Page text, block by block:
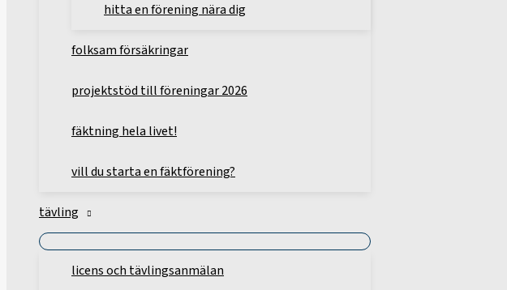
hitta en förening nära dig
folksam försäkringar
projektstöd till föreningar 2026
fäktning hela livet!
vill du starta en fäktförening?
tävling
licens och tävlingsanmälan